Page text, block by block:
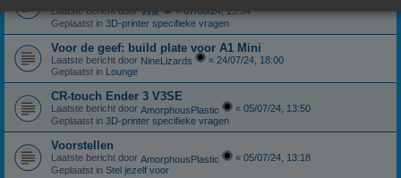
Laatste bericht doorVink «07/08/24, 15:54
Geplaatst in 3D-printer specifieke vragen
Voor de geef: build plate voor A1 Mini
Laatste bericht door NineLizards « 24/07/24, 18:00
Geplaatst in Lounge
CR-touch Ender 3 V3SE
Laatste bericht door AmorphousPlastic « 05/07/24, 13:50
Geplaatst in 3D-printer specifieke vragen
Voorstellen
Laatste bericht door AmorphousPlastic « 05/07/24, 13:18
Geplaatst in Stel jezelf voor